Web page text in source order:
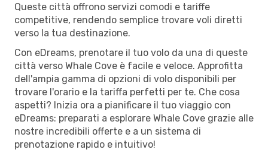
Queste città offrono servizi comodi e tariffe
competitive, rendendo semplice trovare voli diretti
verso la tua destinazione.
Con eDreams, prenotare il tuo volo da una di queste
città verso Whale Cove è facile e veloce. Approfitta
dell'ampia gamma di opzioni di volo disponibili per
trovare l'orario e la tariffa perfetti per te. Che cosa
aspetti? Inizia ora a pianificare il tuo viaggio con
eDreams: preparati a esplorare Whale Cove grazie alle
nostre incredibili offerte e a un sistema di
prenotazione rapido e intuitivo!